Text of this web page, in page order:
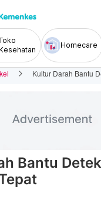
Kesehatan
Homecare
Kultur Darah Bantu
Bantu